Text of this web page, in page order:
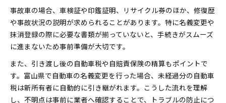
事故車の場合、車検証や印鑑証明、リサイクル券のほか、修復歴
や事故状況の説明が求められることがあります。特に名義変更や
抹消登録の際に必要な書類が揃っていないと、手続きがスムーズ
に進まないため事前準備が大切です。
また、引き渡し後の自動車税や自賠責保険の精算もポイントで
す。富山県で自動車の名義変更を行った場合、未経過分の自動車
税は新所有者に自動的に引き継がれます。こうした流れを理解
し、不明点は事前に業者へ確認することで、トラブルの防止につ